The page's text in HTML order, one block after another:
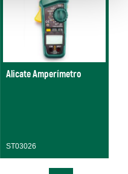
Alicate Amperímetro
ST03026